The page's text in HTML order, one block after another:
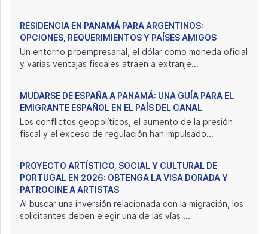
RESIDENCIA EN PANAMÁ PARA ARGENTINOS:
OPCIONES, REQUERIMIENTOS Y PAÍSES AMIGOS
Un entorno proempresarial, el dólar como moneda oficial
y varias ventajas fiscales atraen a extranje...
MUDARSE DE ESPAÑA A PANAMÁ: UNA GUÍA PARA EL
EMIGRANTE ESPAÑOL EN EL PAÍS DEL CANAL
Los conflictos geopolíticos, el aumento de la presión
fiscal y el exceso de regulación han impulsado...
PROYECTO ARTÍSTICO, SOCIAL Y CULTURAL DE
PORTUGAL EN 2026: OBTENGA LA VISA DORADA Y
PATROCINE A ARTISTAS
Al buscar una inversión relacionada con la migración, los
solicitantes deben elegir una de las vías ...